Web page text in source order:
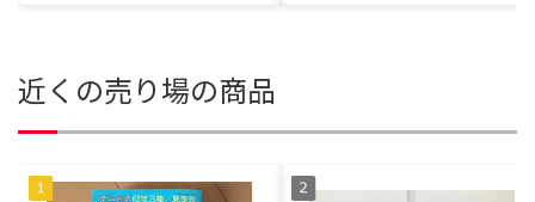
近くの売り場の商品